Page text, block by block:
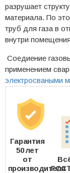
разрушает
материала. По
труб для газа в
внутри
Соедиение
применением
электросваными
Гарантия
50 лет
от
производителя